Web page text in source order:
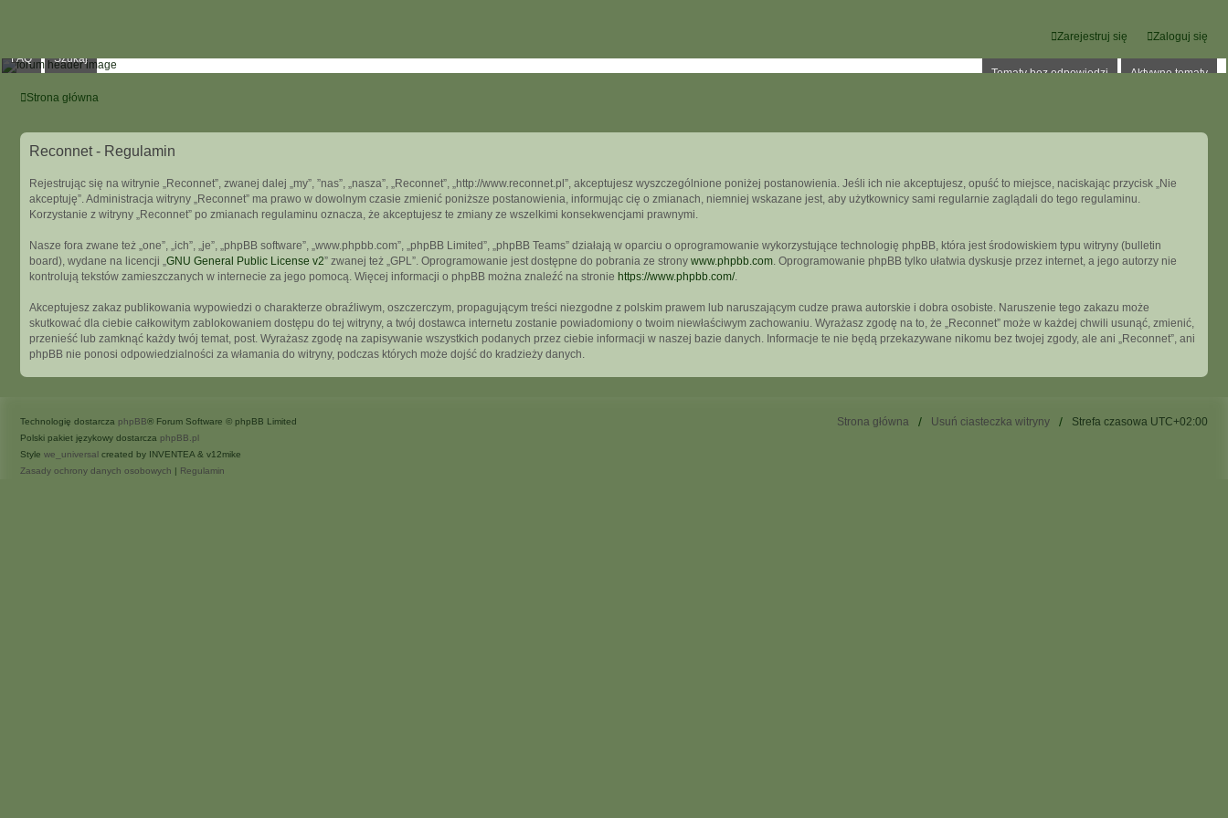
Zaloguj się
Zarejestruj się
Tematy bez odpowiedzi Aktywne tematy
FAQ Szukaj
Strona główna
Reconnet - Regulamin
Rejestrując się na witrynie „Reconnet”, zwanej dalej „my”, ”nas”, „nasza”, „Reconnet”, „http://www.reconnet.pl”, akceptujesz wyszczególnione poniżej postanowienia. Jeśli ich nie akceptujesz, opuść to miejsce, naciskając przycisk „Nie
akceptuję”. Administracja witryny „Reconnet” ma prawo w dowolnym czasie zmienić poniższe postanowienia, informując cię o zmianach, niemniej wskazane jest, aby użytkownicy sami regularnie zaglądali do tego regulaminu.
Korzystanie z witryny „Reconnet” po zmianach regulaminu oznacza, że akceptujesz te zmiany ze wszelkimi konsekwencjami prawnymi.
Nasze fora zwane też „one”, „ich”, „je”, „phpBB software”, „www.phpbb.com”, „phpBB Limited”, „phpBB Teams” działają w oparciu o oprogramowanie wykorzystujące technologię phpBB, która jest środowiskiem typu witryny (bulletin
board), wydane na licencji „GNU General Public License v2” zwanej też „GPL”. Oprogramowanie jest dostępne do pobrania ze strony www.phpbb.com. Oprogramowanie phpBB tylko ułatwia dyskusje przez internet, a jego autorzy nie
kontrolują tekstów zamieszczanych w internecie za jego pomocą. Więcej informacji o phpBB można znaleźć na stronie https://www.phpbb.com/.
Akceptujesz zakaz publikowania wypowiedzi o charakterze obraźliwym, oszczerczym, propagującym treści niezgodne z polskim prawem lub naruszającym cudze prawa autorskie i dobra osobiste. Naruszenie tego zakazu może
skutkować dla ciebie całkowitym zablokowaniem dostępu do tej witryny, a twój dostawca internetu zostanie powiadomiony o twoim niewłaściwym zachowaniu. Wyrażasz zgodę na to, że „Reconnet” może w każdej chwili usunąć, zmienić,
przenieść lub zamknąć każdy twój temat, post. Wyrażasz zgodę na zapisywanie wszystkich podanych przez ciebie informacji w naszej bazie danych. Informacje te nie będą przekazywane nikomu bez twojej zgody, ale ani „Reconnet”, ani
phpBB nie ponosi odpowiedzialności za włamania do witryny, podczas których może dojść do kradzieży danych.
Strona główna Usuń ciasteczka witryny Strefa czasowa UTC+02:00
Technologię dostarcza phpBB® Forum Software © phpBB Limited
Polski pakiet językowy dostarcza phpBB.pl
Style we_universal created by INVENTEA & v12mike
Zasady ochrony danych osobowych | Regulamin